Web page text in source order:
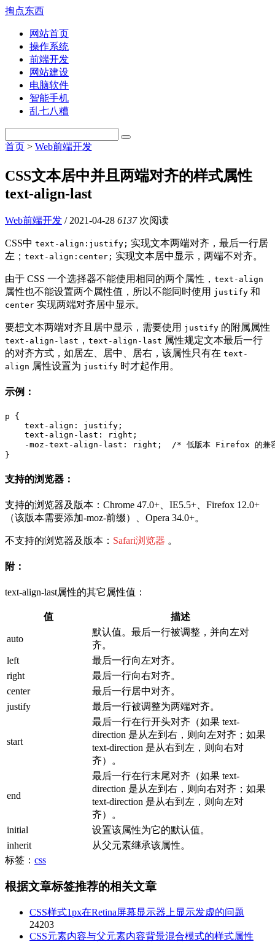
掏点东西
网站首页
操作系统
前端开发
网站建设
电脑软件
智能手机
乱七八糟
首页 > Web前端开发
CSS文本居中并且两端对齐的样式属性
text-align-last
Web前端开发 / 2021-04-28 6137次阅读
CSS中 text-align:justify; 实现文本两端对齐，最后一行居
左； text-align:center; 实现文本居中显示，两端不对齐。
由于 CSS 一个选择器不能使用相同的两个属性， text-align
属性也不能设置两个属性值，所以不能同时使用 justify 和
center 实现两端对齐居中显示。
要想文本两端对齐且居中显示，需要使用 justify 的附属属性
text-align-last ， text-align-last 属性规定文本最后一行
的对齐方式，如居左、居中、居右，该属性只有在 text-
align 属性设置为 justify 时才起作用。
示例：
p {
    text-align: justify;
    text-align-last: right;
-moz-text-align-last: right;  /* 低版本 Firefox 的兼
}
支持的浏览器：
支持的浏览器及版本：Chrome 47.0+、IE5.5+、Firefox 12.0+
（该版本需要添加-moz-前缀）、Opera 34.0+。
不支持的浏览器及版本： Safari浏览器 。
附：
text-align-last属性的其它属性值：
值 描述
auto
默认值。最后一行被调整，并向左对
齐。
left
最后一行向左对齐。
right
最后一行向右对齐。
center
最后一行居中对齐。
justify
最后一行被调整为两端对齐。
start
最后一行在行开头对齐（如果 text-
direction 是从左到右，则向左对齐；如果
text-direction 是从右到左，则向右对
齐）。
end
最后一行在行末尾对齐（如果 text-
direction 是从左到右，则向右对齐；如果
text-direction 是从右到左，则向左对
齐）。
initial
设置该属性为它的默认值。
inherit
从父元素继承该属性。
标签： css
根据文章标签推荐的相关文章
CSS样式1px在Retina屏幕显示器上显示发虚的问题
24203
CSS元素内容与父元素内容背景混合模式的样式属性